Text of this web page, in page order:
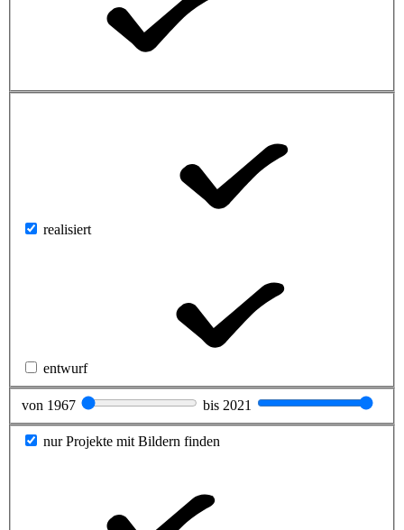
realisiert
entwurf
von 1967 bis 2021
nur Projekte mit Bildern finden